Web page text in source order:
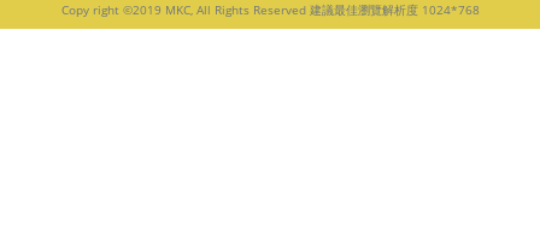
Copy right ©2019 MKC, All Rights Reserved 建議最佳瀏覽解析度 1024*768